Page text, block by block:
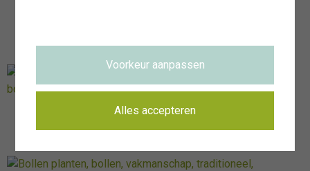
VAN HET PLATTELAND NAAR DE WINKEL
Voorkeur aanpassen
Alles accepteren